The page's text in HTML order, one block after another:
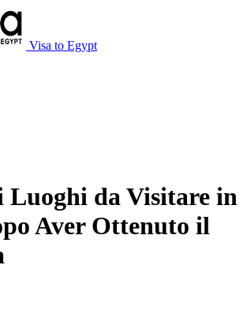
Visa to Egypt
da Visitare in
Aver Ottenuto il